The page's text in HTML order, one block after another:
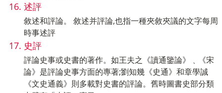
述評
敘述和評論。 敘述并評論,也指一種夾敘夾議的文字每周
時事述評
史評
評論史事或史書的著作。如王夫之《讀通鑒論》﹑《宋
論》是評論史事方面的專著;劉知幾《史通》和章學誠
《文史通義》則多載對史書的評論。舊時圖書史部分類